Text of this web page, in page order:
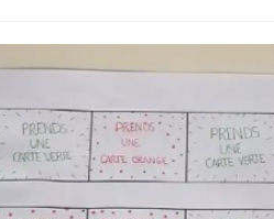
la
publication :